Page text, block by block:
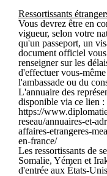
Ressortissants
Vous devrez être en
vigueur, selon votre
qu'un passeport, un
document officiel
renseigner sur les
d'effectuer vous-
l'ambassade ou du
L'annuaire des
disponible via ce lien :
https://
reseau/annuaires-et-
affaires-etrangeres-
en-france/
Les ressortissants de
Somalie, Yémen et
d'entrée aux États-